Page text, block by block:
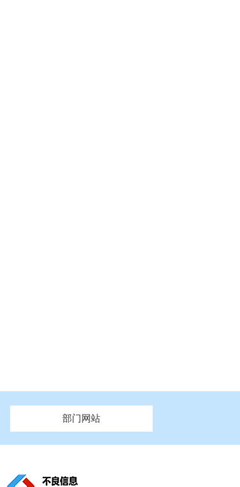
福建 江西 河南 湖北
泰州市政府 盐城市政府
市人社局 市自然资源和规划局
部门网站